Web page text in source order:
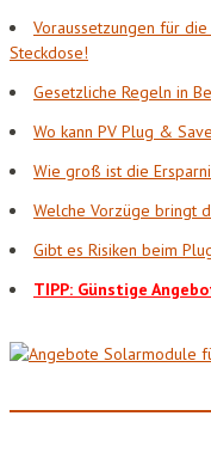
Voraussetzungen für
Steckdose!
Gesetzliche Regeln in
Wo kann PV Plug &
Wie groß ist die
Welche Vorzüge bringt
Gibt es Risiken beim
TIPP: Günstige